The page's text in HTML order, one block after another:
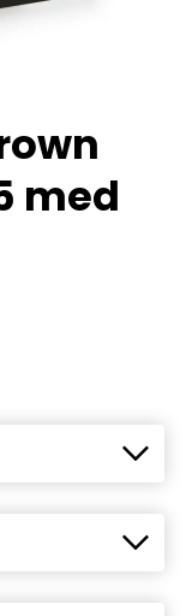
med